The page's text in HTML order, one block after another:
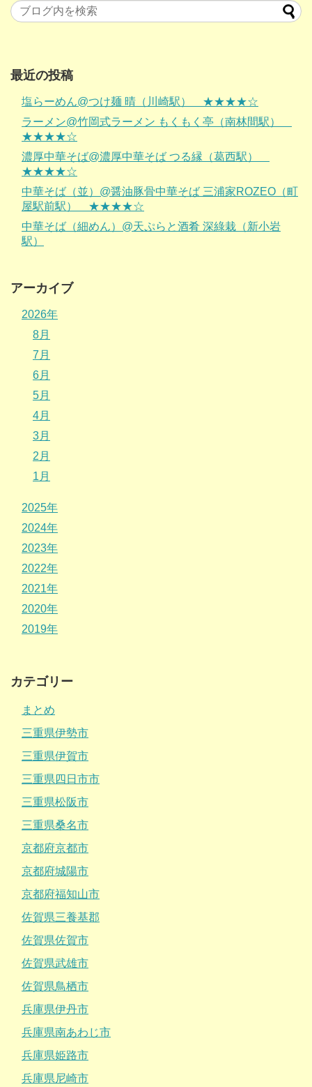
最近の投稿
塩らーめん@つけ麺 晴（川崎駅） ★★★★☆
ラーメン@竹岡式ラーメン もくもく亭（南林間駅）
★★★★☆
濃厚中華そば@濃厚中華そば つる縁（葛西駅）
★★★★☆
中華そば（並）@醤油豚骨中華そば 三浦家ROZEO（町
屋駅前駅） ★★★★☆
中華そば（細めん）@天ぷらと酒肴 深綠栽（新小岩
駅）
アーカイブ
2026年
8月
7月
6月
5月
4月
3月
2月
1月
2025年
2024年
2023年
2022年
2021年
2020年
2019年
カテゴリー
まとめ
三重県伊勢市
三重県伊賀市
三重県四日市市
三重県松阪市
三重県桑名市
京都府京都市
京都府城陽市
京都府福知山市
佐賀県三養基郡
佐賀県佐賀市
佐賀県武雄市
佐賀県鳥栖市
兵庫県伊丹市
兵庫県南あわじ市
兵庫県姫路市
兵庫県尼崎市